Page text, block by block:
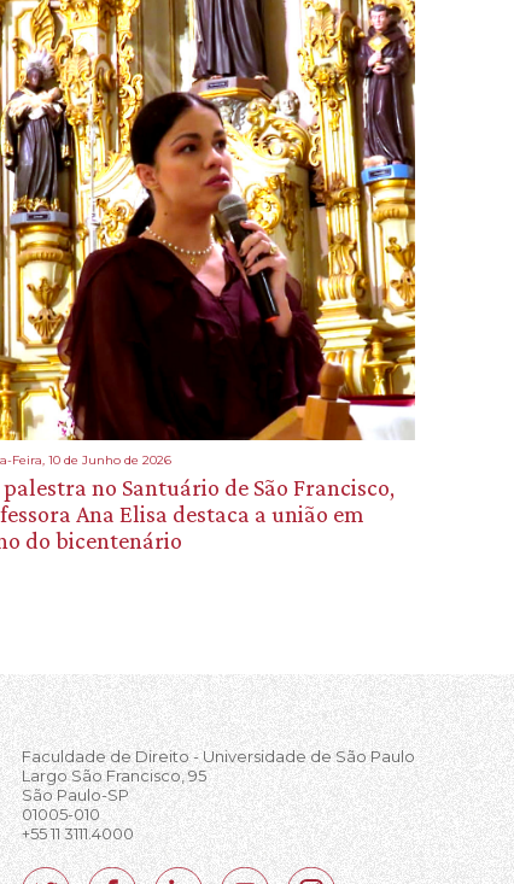
Feira, 10 de Junho de 2026
no Santuário de São Francisco,
Ana Elisa destaca a união em
do bicentenário
Faculdade de Direito - Universidade de São Paulo
Largo São Francisco, 95
São Paulo-SP
01005-010
+55 11 3111.4000